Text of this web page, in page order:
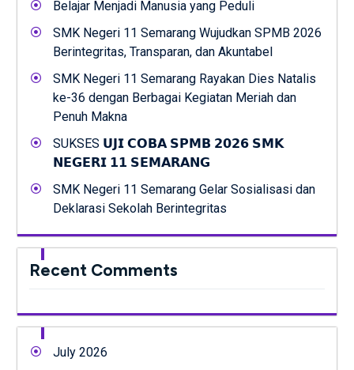
Belajar Menjadi Manusia yang Peduli
SMK Negeri 11 Semarang Wujudkan SPMB 2026
Berintegritas, Transparan, dan Akuntabel
SMK Negeri 11 Semarang Rayakan Dies Natalis
ke-36 dengan Berbagai Kegiatan Meriah dan
Penuh Makna
SUKSES 𝗨𝗝𝗜 𝗖𝗢𝗕𝗔 𝗦𝗣𝗠𝗕 𝟮𝟬𝟮𝟲 𝗦𝗠𝗞
𝗡𝗘𝗚𝗘𝗥𝗜 𝟭𝟭 𝗦𝗘𝗠𝗔𝗥𝗔𝗡𝗚
SMK Negeri 11 Semarang Gelar Sosialisasi dan
Deklarasi Sekolah Berintegritas
Recent Comments
July 2026